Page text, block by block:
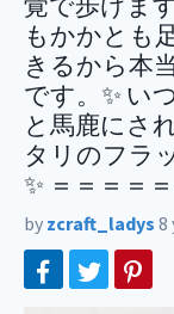
もかかとも
きるから本
です。✨ い
と馬鹿にさ
タリのフラ
✨ ＝＝＝＝
by zcraft_ladys 8